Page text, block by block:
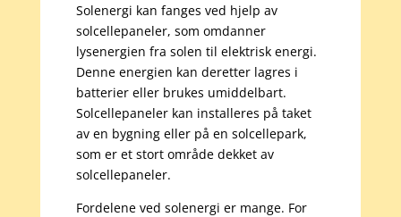
Solenergi kan fanges ved hjelp av
solcellepaneler, som omdanner
lysenergien fra solen til elektrisk energi.
Denne energien kan deretter lagres i
batterier eller brukes umiddelbart.
Solcellepaneler kan installeres på taket
av en bygning eller på en solcellepark,
som er et stort område dekket av
solcellepaneler.
Fordelene ved solenergi er mange. For